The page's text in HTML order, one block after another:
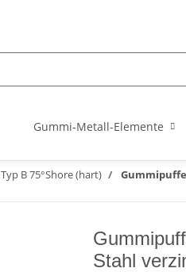
Gummi-Metall-Elemente
Typ B 75°Shore (hart)
Stahl